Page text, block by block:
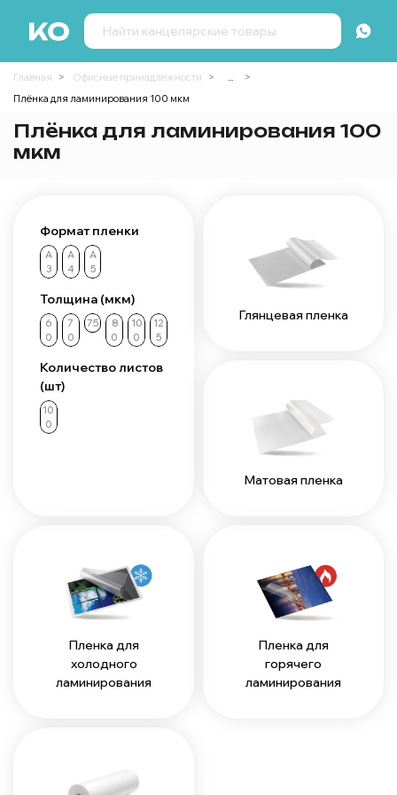
Главная Офисные принадлежности
...
Плёнка для ламинирования 100 мкм
Плёнка для ламинирования 100
мкм
Формат пленки
А
3
А
4
А
5
Толщина (мкм)
6
0
7
0
75
8
0
10
0
12
5
Количество листов
(шт)
10
0
Глянцевая пленка
Матовая пленка
Пленка для
холодного
ламинирования
Пленка для
горячего
ламинирования